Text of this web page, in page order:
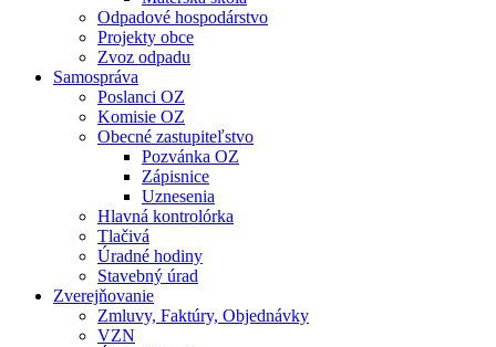
Odpadové hospodárstvo
Projekty obce
Zvoz odpadu
Samospráva
Poslanci OZ
Komisie OZ
Obecné zastupiteľstvo
Pozvánka OZ
Zápisnice
Uznesenia
Hlavná kontrolórka
Tlačivá
Úradné hodiny
Stavebný úrad
Zverejňovanie
Zmluvy, Faktúry, Objednávky
VZN